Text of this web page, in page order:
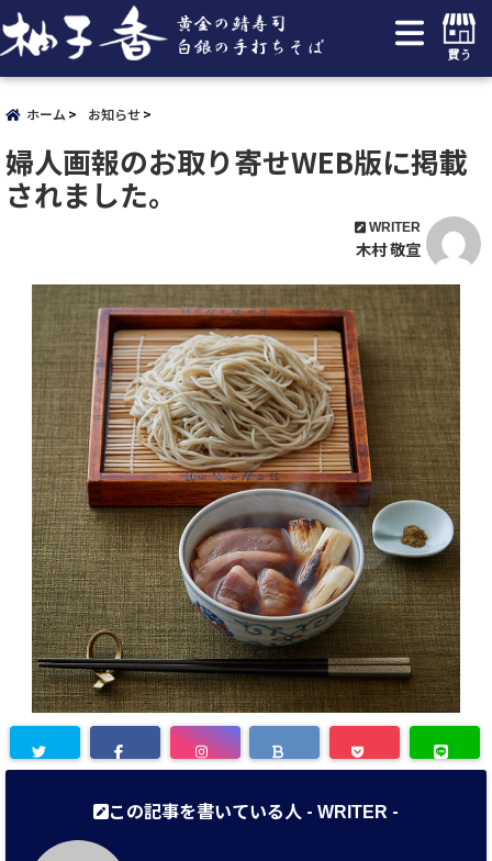
買う
ホーム お知らせ
婦人画報のお取り寄せWEB版に掲載
されました。
WRITER
木村 敬宣
この記事を書いている人 - WRITER -